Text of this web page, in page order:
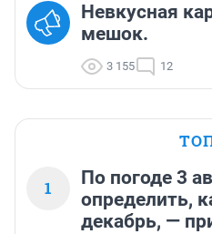
Невкусная
мешок.
3 155 12
1
По погоде 3
определить,
декабрь, —